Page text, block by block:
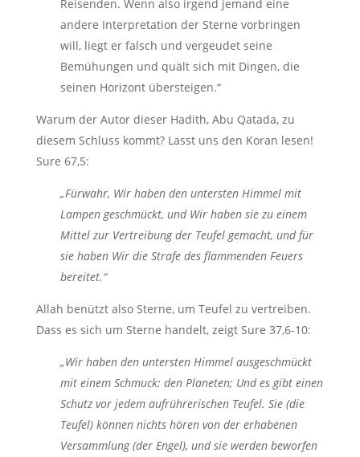
Reisenden. Wenn also irgend jemand eine
andere Interpretation der Sterne vorbringen
will, liegt er falsch und vergeudet seine
Bemühungen und quält sich mit Dingen, die
seinen Horizont übersteigen.“
Warum der Autor dieser Hadith, Abu Qatada, zu
diesem Schluss kommt? Lasst uns den Koran lesen!
Sure 67,5:
„Fürwahr, Wir haben den untersten Himmel mit
Lampen geschmückt, und Wir haben sie zu einem
Mittel zur Vertreibung der Teufel gemacht, und für
sie haben Wir die Strafe des flammenden Feuers
bereitet.“
Allah benützt also Sterne, um Teufel zu vertreiben.
Dass es sich um Sterne handelt, zeigt Sure 37,6-10:
„Wir haben den untersten Himmel ausgeschmückt
mit einem Schmuck: den Planeten; Und es gibt einen
Schutz vor jedem aufrührerischen Teufel. Sie (die
Teufel) können nichts hören von der erhabenen
Versammlung (der Engel), und sie werden beworfen